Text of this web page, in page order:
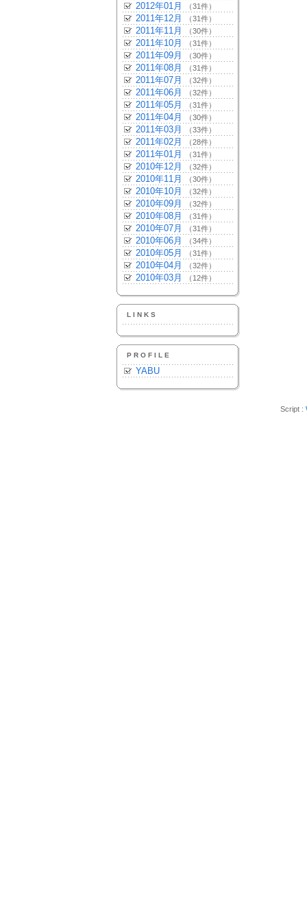
2012年01月 （31件）
2011年12月 （31件）
2011年11月 （30件）
2011年10月 （31件）
2011年09月 （30件）
2011年08月 （31件）
2011年07月 （32件）
2011年06月 （32件）
2011年05月 （31件）
2011年04月 （30件）
2011年03月 （33件）
2011年02月 （28件）
2011年01月 （31件）
2010年12月 （32件）
2010年11月 （30件）
2010年10月 （32件）
2010年09月 （32件）
2010年08月 （31件）
2010年07月 （31件）
2010年06月 （34件）
2010年05月 （31件）
2010年04月 （32件）
2010年03月 （12件）
LINKS
PROFILE
YABU
Script :